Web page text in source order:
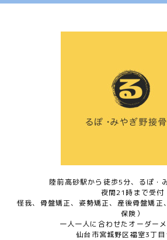
陸前高砂駅から徒歩5分、るぽ・
夜間21時まで受付
怪我、骨盤矯正、姿勢矯正、産後骨盤矯正
保険）
一人一人に合わせたオーダー
仙台市宮城野区福室3丁